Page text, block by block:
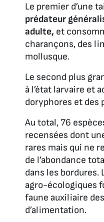
Le premier d’une
prédateur
adulte, et
charançons, des
mollusque.
Le second plus
à l’état larvaire et
doryphores et des
Au total, 76
recensées dont
rares mais qui ne
de l’abondance
dans les
agro-écologiques
faune auxiliaire
d’alimentation.